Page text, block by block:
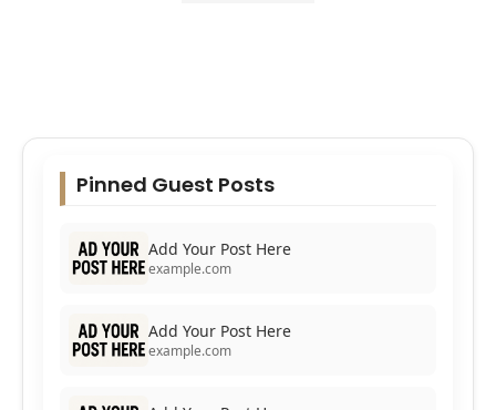
Pinned Guest Posts
Add Your Post Here
example.com
Add Your Post Here
example.com